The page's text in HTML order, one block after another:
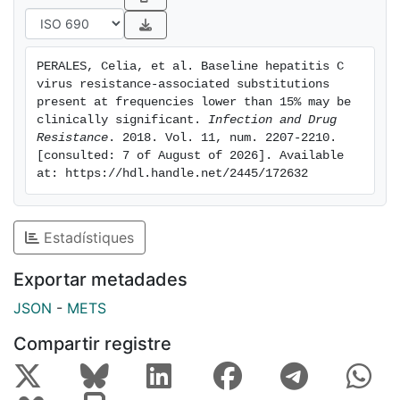
clinically relevant.
PERALES, Celia, et al. Baseline hepatitis C
virus resistance-associated substitutions
present at frequencies lower than 15% may be
clinically significant. Infection and Drug
Resistance . 2018. Vol. 11, num. 2207-2210.
[consulted: 7 of August of 2026]. Available
at: https://hdl.handle.net/2445/172632
Estadístiques
Exportar metadades
JSON - METS
Compartir registre